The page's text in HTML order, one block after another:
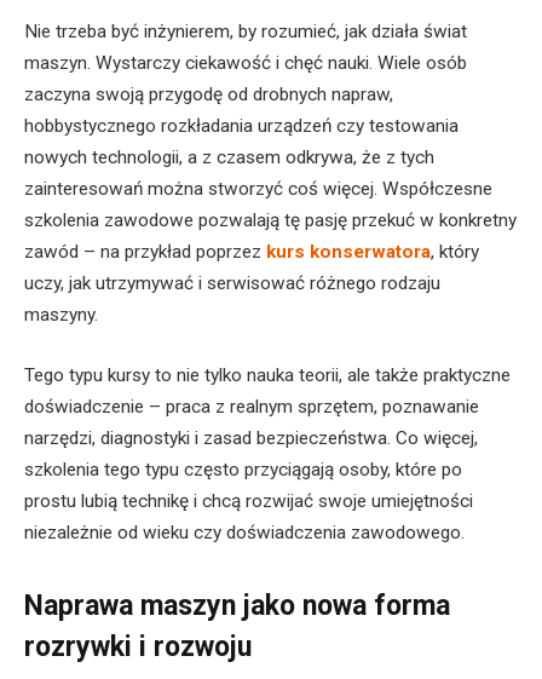
Nie trzeba być inżynierem, by rozumieć, jak działa świat
maszyn. Wystarczy ciekawość i chęć nauki. Wiele osób
zaczyna swoją przygodę od drobnych napraw,
hobbystycznego rozkładania urządzeń czy testowania
nowych technologii, a z czasem odkrywa, że z tych
zainteresowań można stworzyć coś więcej. Współczesne
szkolenia zawodowe pozwalają tę pasję przekuć w konkretny
zawód – na przykład poprzez kurs konserwatora, który
uczy, jak utrzymywać i serwisować różnego rodzaju
maszyny.
Tego typu kursy to nie tylko nauka teorii, ale także praktyczne
doświadczenie – praca z realnym sprzętem, poznawanie
narzędzi, diagnostyki i zasad bezpieczeństwa. Co więcej,
szkolenia tego typu często przyciągają osoby, które po
prostu lubią technikę i chcą rozwijać swoje umiejętności
niezależnie od wieku czy doświadczenia zawodowego.
Naprawa maszyn jako nowa forma
rozrywki i rozwoju